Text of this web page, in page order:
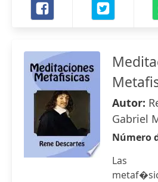
Autor:
Gabriel
Número
Las